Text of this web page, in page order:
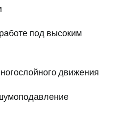
под высоким
движения